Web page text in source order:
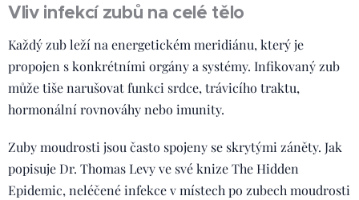
Vliv infekcí zubů na celé tělo
Každý zub leží na energetickém meridiánu, který je
propojen s konkrétními orgány a systémy. Infikovaný zub
může tiše narušovat funkci srdce, trávicího traktu,
hormonální rovnováhy nebo imunity.
Zuby moudrosti jsou často spojeny se skrytými záněty. Jak
popisuje Dr. Thomas Levy ve své knize The Hidden
Epidemic, neléčené infekce v místech po zubech moudrosti